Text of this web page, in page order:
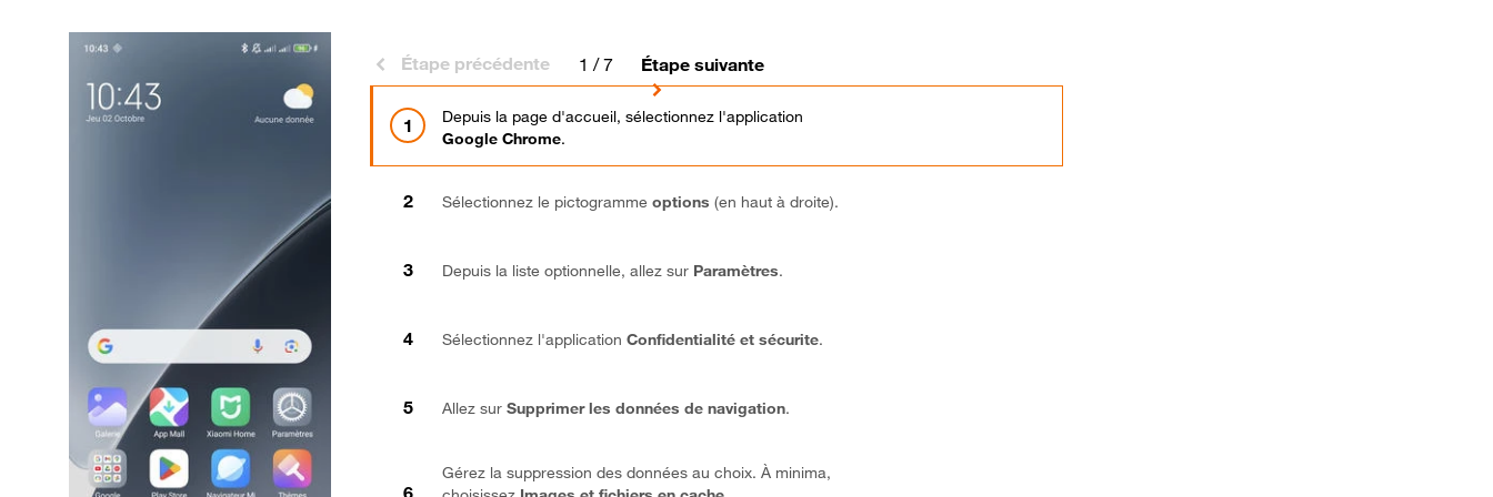
Étape précédente 1 / 7 Étape suivante
Depuis la page d'accueil, sélectionnez l'application
Google Chrome.
Sélectionnez le pictogramme options(en haut à droite).
Depuis la liste optionnelle, allez sur Paramètres.
Sélectionnez l'applicationConfidentialité et sécurite.
Allez surSupprimer les données de navigation.
Gérez la suppression des données au choix. À minima,